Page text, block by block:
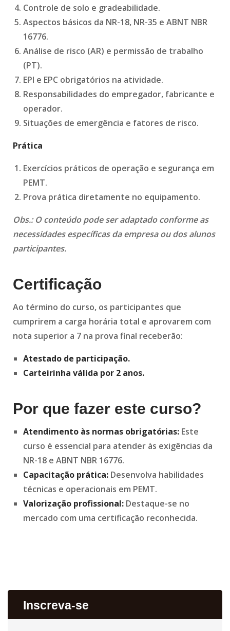
Controle de solo e gradeabilidade.
Aspectos básicos da NR-18, NR-35 e ABNT NBR
16776.
Análise de risco (AR) e permissão de trabalho
(PT).
EPI e EPC obrigatórios na atividade.
Responsabilidades do empregador, fabricante e
operador.
Situações de emergência e fatores de risco.
Prática
Exercícios práticos de operação e segurança em
PEMT.
Prova prática diretamente no equipamento.
Obs.: O conteúdo pode ser adaptado conforme as
necessidades específicas da empresa ou dos alunos
participantes.
Certificação
Ao término do curso, os participantes que
cumprirem a carga horária total e aprovarem com
nota superior a 7 na prova final receberão:
Atestado de participação.
Carteirinha válida por 2 anos.
Por que fazer este curso?
Atendimento às normas obrigatórias: Este
curso é essencial para atender às exigências da
NR-18 e ABNT NBR 16776.
Capacitação prática: Desenvolva habilidades
técnicas e operacionais em PEMT.
Valorização profissional: Destaque-se no
mercado com uma certificação reconhecida.
Inscreva-se